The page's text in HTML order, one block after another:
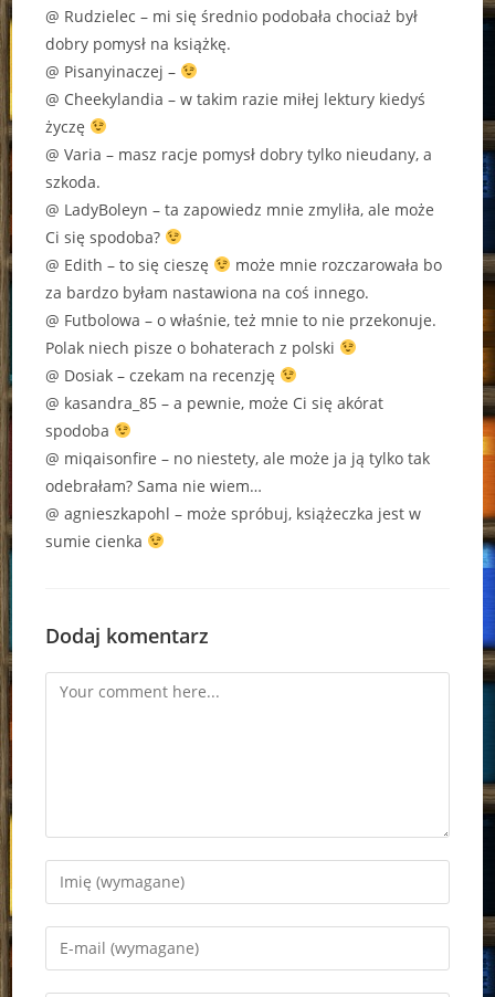
@ Rudzielec – mi się średnio podobała chociaż był
dobry pomysł na książkę.
@ Pisanyinaczej –
@ Cheekylandia – w takim razie miłej lektury kiedyś
życzę
@ Varia – masz racje pomysł dobry tylko nieudany, a
szkoda.
@ LadyBoleyn – ta zapowiedz mnie zmyliła, ale może
Ci się spodoba?
@ Edith – to się cieszę
może mnie rozczarowała bo
za bardzo byłam nastawiona na coś innego.
@ Futbolowa – o właśnie, też mnie to nie przekonuje.
Polak niech pisze o bohaterach z polski
@ Dosiak – czekam na recenzję
@ kasandra_85 – a pewnie, może Ci się akórat
spodoba
@ miqaisonfire – no niestety, ale może ja ją tylko tak
odebrałam? Sama nie wiem…
@ agnieszkapohl – może spróbuj, książeczka jest w
sumie cienka
Dodaj komentarz
Comment
Enter
your
name
Enter
your